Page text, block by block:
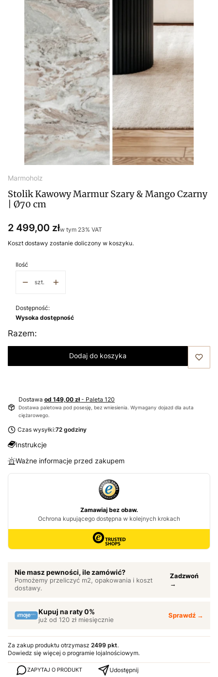
Marmoholz
Stolik Kawowy Marmur Szary & Mango Czarny
| Ø70 cm
Cena
2 499,00 złw tym 23% VAT
w tym 23% VAT
Koszt dostawy zostanie doliczony w koszyku.
Ilość
szt.
Dostępność:
Wysoka dostępność
Razem:
Dodaj do koszyka
Dostawa od 149,00 zł- Paleta 120
Dostawa paletowa pod posesję, bez wniesienia. Wymagany dojazd dla auta
ciężarowego.
Czas wysyłki:72 godziny
Instrukcje
Ważne informacje przed zakupem
Nie masz pewności, ile zamówić?
Pomożemy przeliczyć m2, opakowania i koszt
dostawy.
Zadzwoń
→
Kupuj na raty 0%
już od 120 zł miesięcznie
Sprawdź →
Za zakup produktu otrzymasz 2499 pkt.
Dowiedz się więcej o programie lojalnościowym.
ZAPYTAJ O PRODUKT Udostępnij